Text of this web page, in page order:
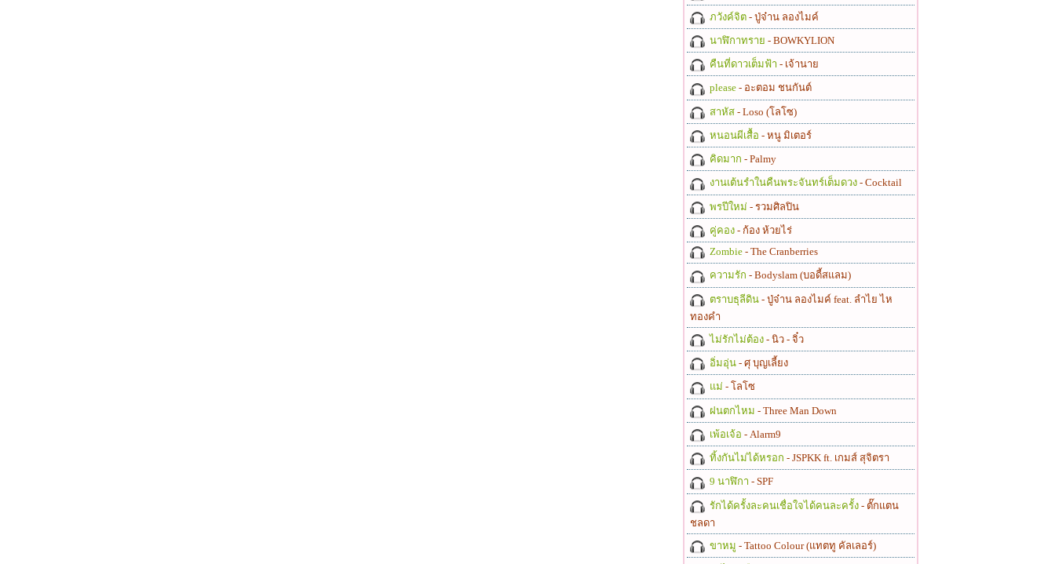
ภวังค์จิต - ปู่จ๋าน ลองไมค์
นาฬิกาทราย - BOWKYLION
คืนที่ดาวเต็มฟ้า - เจ้านาย
please - อะตอม ชนกันต์
สาหัส - Loso (โลโซ)
หนอนผีเสื้อ - หนู มิเตอร์
คิดมาก - Palmy
งานเต้นรำในคืนพระจันทร์เต็มดวง - Cocktail
พรปีใหม่ - รวมศิลปิน
คู่คอง - ก้อง ห้วยไร่
Zombie - The Cranberries
ความรัก - Bodyslam (บอดี้สแลม)
ตราบธุลีดิน - ปู่จ๋าน ลองไมค์ feat. ลำไย ไห
ทองคำ
ไม่รักไม่ต้อง - นิว - จิ๋ว
อิ่มอุ่น - ศุ บุญเลี้ยง
แม่ - โลโซ
ฝนตกไหม - Three Man Down
เพ้อเจ้อ - Alarm9
ทิ้งกันไม่ได้หรอก - JSPKK ft. เกมส์ สุจิตรา
9 นาฬิกา - SPF
รักได้ครั้งละคนเชื่อใจได้คนละครั้ง - ตั๊กแตน
ชลดา
ขาหมู - Tattoo Colour (แทตทู คัลเลอร์)